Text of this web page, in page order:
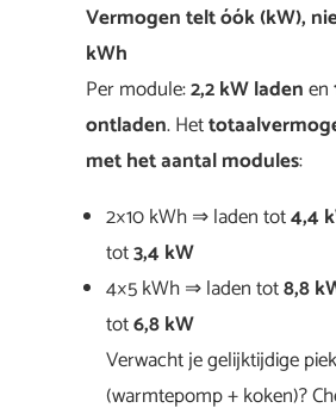
Vermogen telt óók (kW),
kWh
Per module:2,2 kW ladenen
ontladen. Het
met het aantal modules:
2×10 kWh ⇒ laden tot4,4
tot3,4 kW
4×5 kWh ⇒ laden tot8,8
tot6,8 kW
Verwacht je gelijktijdige
(warmtepomp + koken)?